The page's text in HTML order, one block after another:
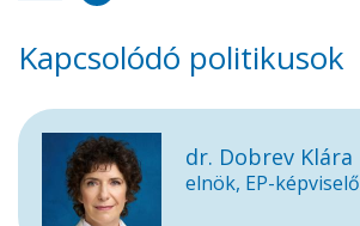
Kapcsolódó politikusok
dr. Dobrev Klára
elnök, EP-képviselő